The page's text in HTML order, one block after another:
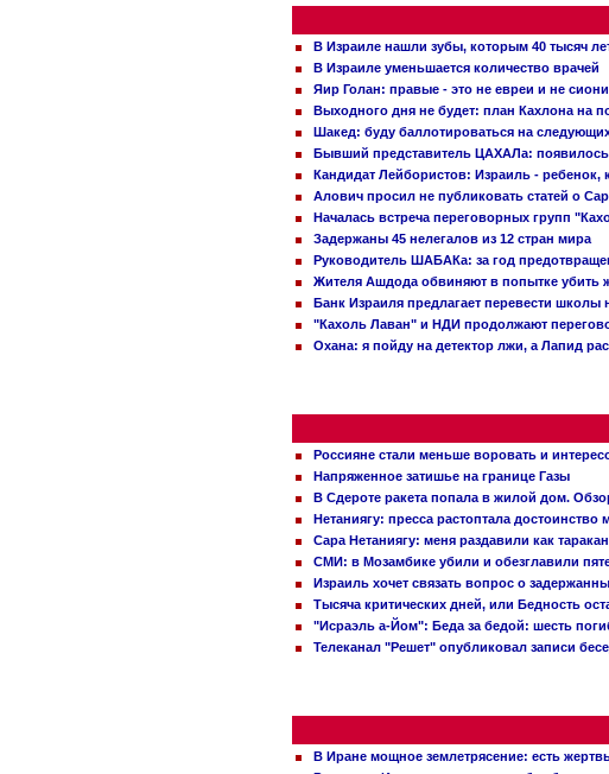
В Израиле нашли зубы, которым 40 тысяч
В Израиле уменьшается количество врачей
Яир Голан: правые - это не евреи и не
Выходного дня не будет: план Кахлона на
Шакед: буду баллотироваться на
Бывший представитель ЦАХАЛа:
Кандидат Лейбористов: Израиль - ребенок,
Алович просил не публиковать статей о
Началась встреча переговорных групп
Задержаны 45 нелегалов из 12 стран мира
Руководитель ШАБАКа: за год
Жителя Ашдода обвиняют в попытке убить
Банк Израиля предлагает перевести школы
"Кахоль Лаван" и НДИ продолжают
Охана: я пойду на детектор лжи, а Лапид
Россияне стали меньше воровать и
Напряженное затишье на границе Газы
В Сдероте ракета попала в жилой дом.
Нетаниягу: пресса растоптала
Сара Нетаниягу: меня раздавили как
СМИ: в Мозамбике убили и обезглавили
Израиль хочет связать вопрос о
Тысяча критических дней, или Бедность
"Исраэль а-Йом": Беда за бедой: шесть
Телеканал "Решет" опубликовал записи
В Иране мощное землетрясение: есть